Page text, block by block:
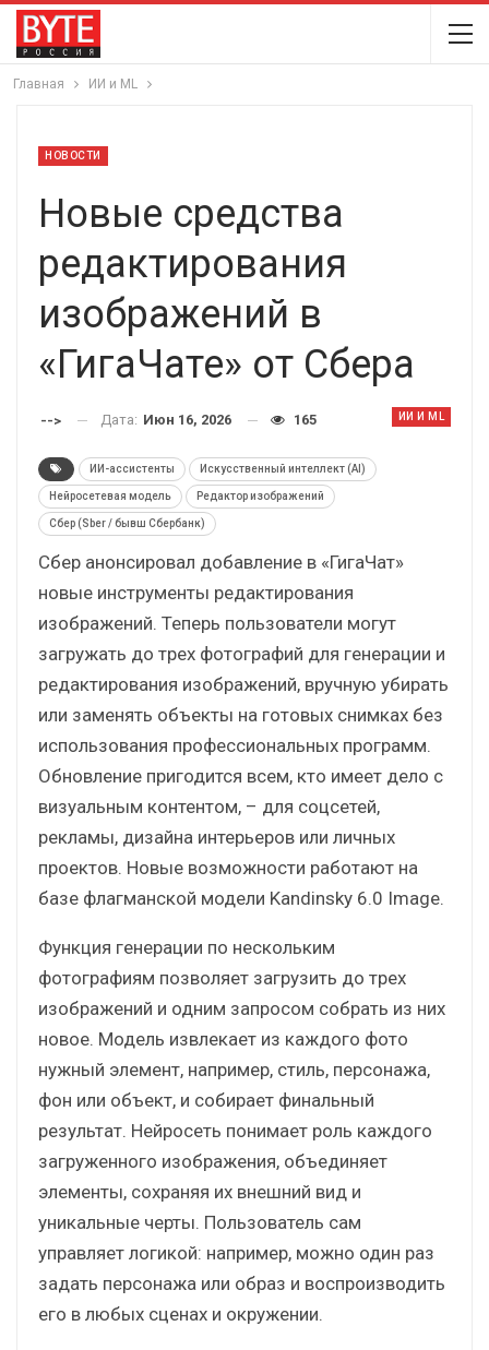
Главная ИИ и ML
НОВОСТИ
Новые средства
редактирования
изображений в
«ГигаЧате» от Сбера
ИИ И ML
--> Дата: Июн 16, 2026 165
ИИ-ассистенты Искусственный интеллект (AI)
Нейросетевая модель Редактор изображений
Сбер (Sber / бывш Сбербанк)
Сбер анонсировал добавление в «ГигаЧат»
новые инструменты редактирования
изображений. Теперь пользователи могут
загружать до трех фотографий для генерации и
редактирования изображений, вручную убирать
или заменять объекты на готовых снимках без
использования профессиональных программ.
Обновление пригодится всем, кто имеет дело с
визуальным контентом, – для соцсетей,
рекламы, дизайна интерьеров или личных
проектов. Новые возможности работают на
базе флагманской модели Kandinsky 6.0 Image.
Функция генерации по нескольким
фотографиям позволяет загрузить до трех
изображений и одним запросом собрать из них
новое. Модель извлекает из каждого фото
нужный элемент, например, стиль, персонажа,
фон или объект, и собирает финальный
результат. Нейросеть понимает роль каждого
загруженного изображения, объединяет
элементы, сохраняя их внешний вид и
уникальные черты. Пользователь сам
управляет логикой: например, можно один раз
задать персонажа или образ и воспроизводить
его в любых сценах и окружении.